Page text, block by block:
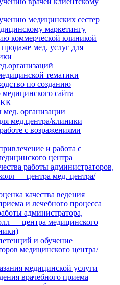
медицинских сестер
маркетингу
коммерческой клиникой
мед. услуг для
тематики
по созданию
сайта
организации
мед.центра/клиники
с возражениями
и работа с
центра
работы администраторов,
— центра мед. центра/
качества ведения
и лечебного процесса
администратора,
— центра медицинского
и обучение
медицинского центра/
медицинской услуги
врачебного приема